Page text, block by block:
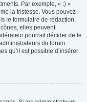
Par exemple, « :) »
la tristesse. Vous pouvez
le formulaire de rédaction.
elles peuvent
pourrait décider de le
du forum
qu’il est possible d’insérer